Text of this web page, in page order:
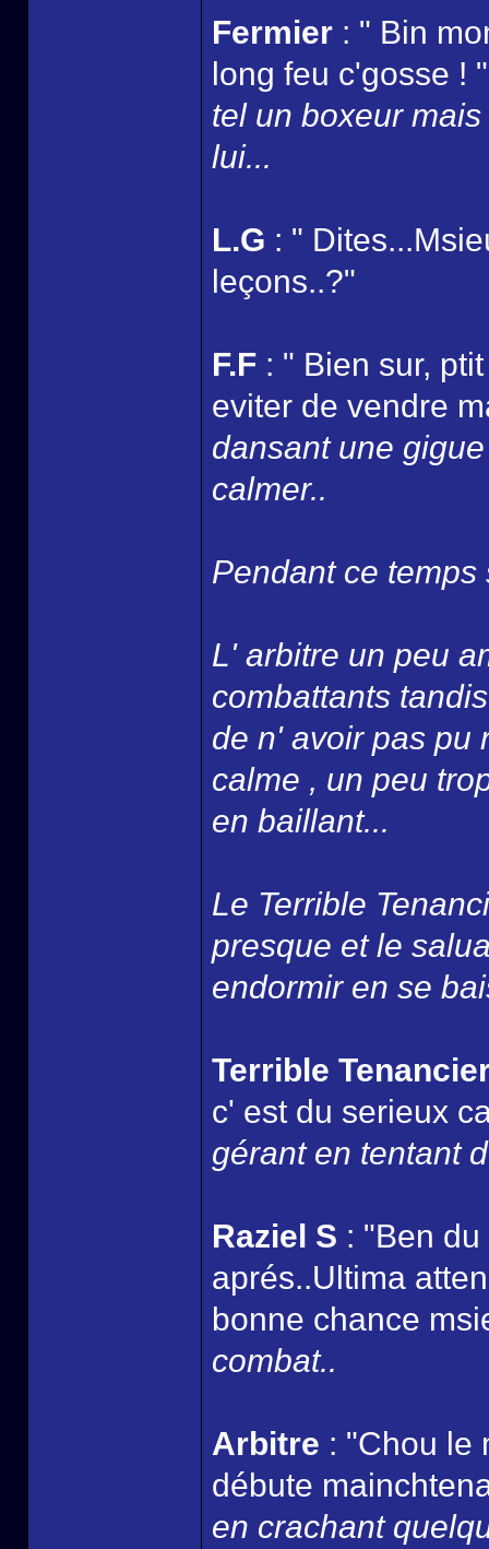
Fermier : " Bin
long feu c'gosse !
tel un boxeur
lui...
L.G : "
leçons..?"
F.F : " Bien sur,
eviter de vendre
dansant une
calmer..
Pendant ce temps
L' arbitre un peu
combattants
de n' avoir pas pu
calme , un peu
en baillant...
Le Terrible
presque et le
endormir en se
Terrible
c' est du serieux
gérant en tentant
Raziel S : "Ben
aprés..Ultima
bonne chance
combat..
Arbitre : "Chou le
débute
en crachant